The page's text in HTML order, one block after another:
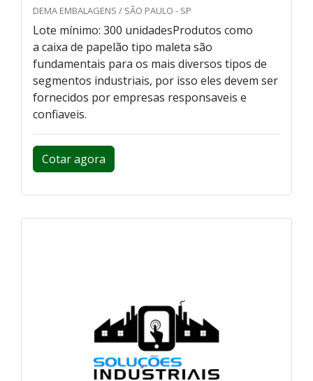
DEMA EMBALAGENS / SÃO PAULO - SP
Lote mínimo: 300 unidadesProdutos como
a caixa de papelão tipo maleta são
fundamentais para os mais diversos tipos de
segmentos industriais, por isso eles devem ser
fornecidos por empresas responsaveis e
confiaveis.
Cotar agora